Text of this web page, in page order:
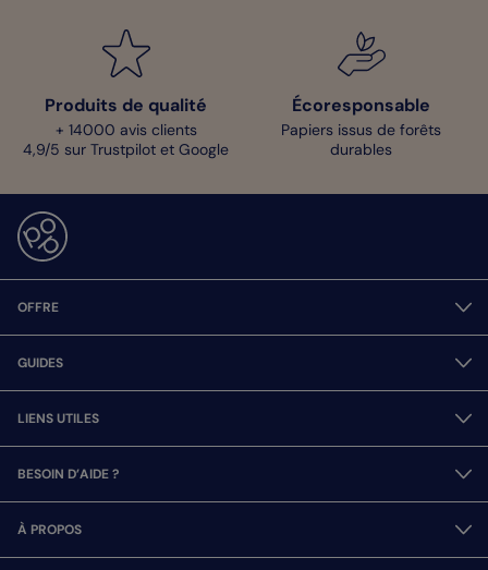
Produits de qualité
+ 14000 avis clients
4,9/5 sur Trustpilot et Google
Écoresponsable
Papiers issus de forêts
durables
OFFRE
GUIDES
LIENS UTILES
BESOIN D’AIDE ?
À PROPOS